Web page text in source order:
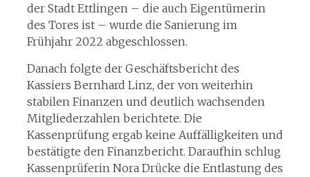
der Stadt Ettlingen – die auch Eigentümerin
des Tores ist – wurde die Sanierung im
Frühjahr 2022 abgeschlossen.
Danach folgte der Geschäftsbericht des
Kassiers Bernhard Linz, der von weiterhin
stabilen Finanzen und deutlich wachsenden
Mitgliederzahlen berichtete. Die
Kassenprüfung ergab keine Auffälligkeiten und
bestätigte den Finanzbericht. Daraufhin schlug
Kassenprüferin Nora Drücke die Entlastung des